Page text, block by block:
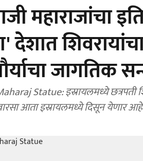
महाराजांचा
देशात
जागतिक
Statue: इस्रायलमध्ये छत्रपती
आता इस्रायलमध्ये दिसून येणार